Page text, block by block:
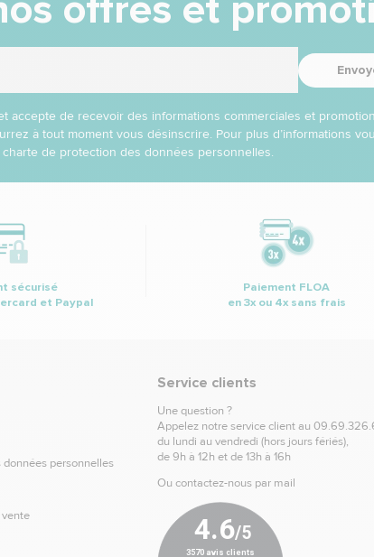
offres et
accepte de recevoir des informations commerciales et
à tout moment vous désinscrire. Pour plus d’informations
de protection des données personnelles.
sécurisé
et Paypal
Paiement FLOA
en 3x ou 4x sans frais
personnelles
Service clients
Une question ?
Appelez notre service client au
du lundi au vendredi (hors jours fériés),
de 9h à 12h et de 13h à 16h
Ou contactez-nous par mail